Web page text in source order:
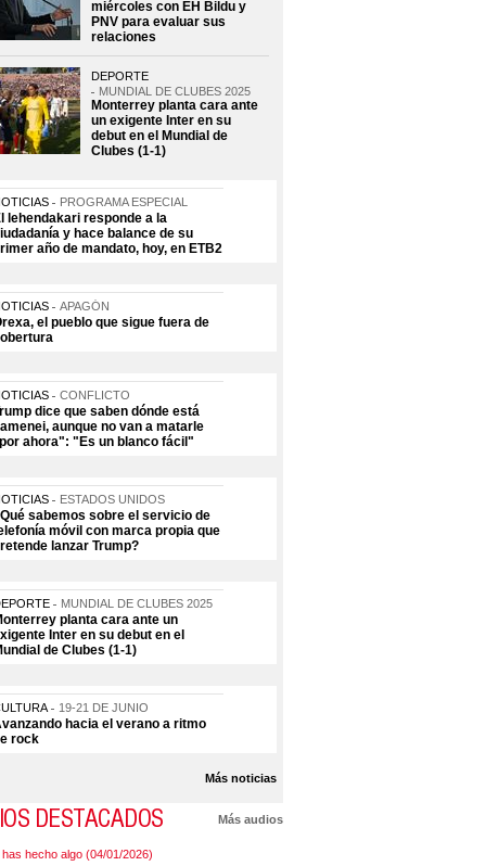
miércoles con EH Bildu y
PNV para evaluar sus
relaciones
DEPORTE
MUNDIAL DE CLUBES 2025
Monterrey planta cara ante
un exigente Inter en su
debut en el Mundial de
Clubes (1-1)
PROGRAMA ESPECIAL
lehendakari responde a la
y hace balance de su
año de mandato, hoy, en ETB2
APAGÓN
el pueblo que sigue fuera de
CONFLICTO
dice que saben dónde está
aunque no van a matarle
ahora": "Es un blanco fácil"
ESTADOS UNIDOS
sabemos sobre el servicio de
móvil con marca propia que
lanzar Trump?
MUNDIAL DE CLUBES 2025
planta cara ante un
Inter en su debut en el
de Clubes (1-1)
19-21 DE JUNIO
hacia el verano a ritmo
rock
Más noticias
DESTACADOS Más audios
hecho algo (04/01/2026)